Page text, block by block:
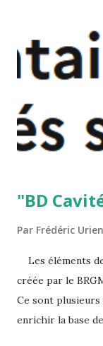
"BD
Par Frédéric Urien
Les éléments
créée par le
Ce sont
enrichir la base